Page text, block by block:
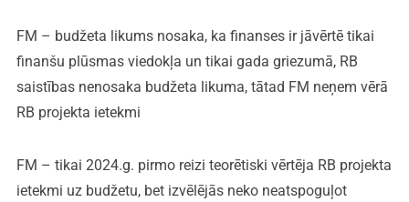
FM – budžeta likums nosaka, ka finanses ir jāvērtē tikai
finanšu plūsmas viedokļa un tikai gada griezumā, RB
saistības nenosaka budžeta likuma, tātad FM neņem vērā
RB projekta ietekmi
FM – tikai 2024.g. pirmo reizi teorētiski vērtēja RB projekta
ietekmi uz budžetu, bet izvēlējās neko neatspoguļot